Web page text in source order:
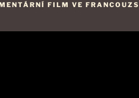
FILM VE